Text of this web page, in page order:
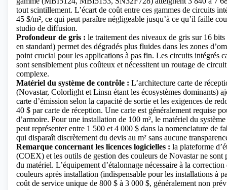
tout scintillement. L’écart de coût entre ces gammes de circuits
45 $/m², ce qui peut paraître négligeable jusqu’à ce qu’il faille
studio de diffusion.
Profondeur de gris : le traitement des niveaux de gris sur 16
en standard) permet des dégradés plus fluides dans les zones
point crucial pour les applications à pas fin. Les circuits intégrés
sont sensiblement plus coûteux et nécessitent un routage de
complexe.
Matériel du système de contrôle : L’architecture carte de
(Novastar, Colorlight et Linsn étant les écosystèmes dominants)
carte d’émission selon la capacité de sortie et les exigences de
40 $ par carte de réception. Une carte est généralement requise
d’armoire. Pour une installation de 100 m², le matériel du
peut représenter entre 1 500 et 4 000 $ dans la nomenclature de
qui disparaît discrètement du devis au m² sans aucune
Remarque concernant les licences logicielles : la plateforme
(COEX) et les outils de gestion des couleurs de Novastar ne sont
du matériel. L’équipement d’étalonnage nécessaire à la
couleurs après installation (indispensable pour les installations à
coût de service unique de 800 $ à 3 000 $, généralement non